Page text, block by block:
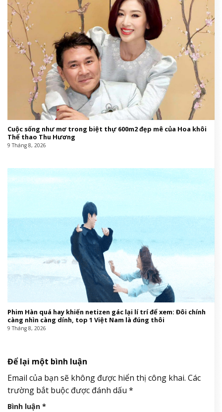
Cuộc sống như mơ trong biệt thự 600m2 đẹp mê của Hoa khôi
Thể thao Thu Hương
9 Tháng 8, 2026
Phim Hàn quá hay khiến netizen gác lại lí trí để xem: Đôi chính
càng nhìn càng dính, top 1 Việt Nam là đúng thôi
9 Tháng 8, 2026
Để lại một bình luận
Email của bạn sẽ không được hiển thị công khai. Các
trường bắt buộc được đánh dấu *
Bình luận *